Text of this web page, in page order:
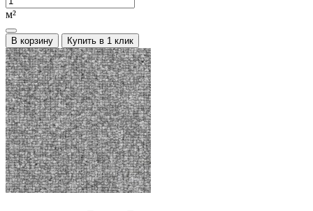
м²
В корзину Купить в 1 клик